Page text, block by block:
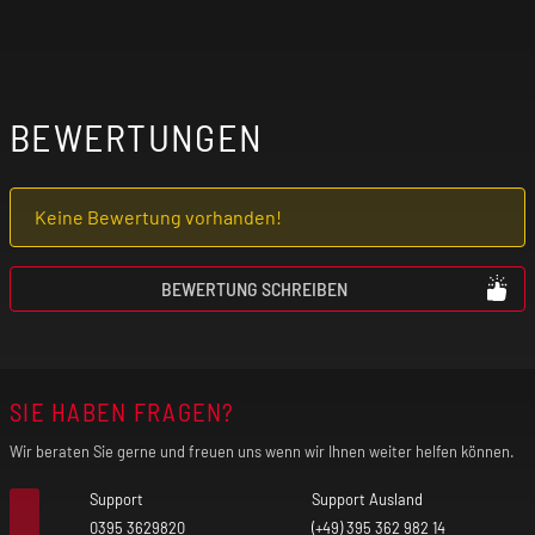
mit Herz-Kreislauf-Erkrankungen
Benutze das Produkt nur mit äußerster
Vorsicht, wenn du an einer
Lungenerkrankung (z. B. Asthma, COPD,
Lunge unter Umständen einen Asthmaanfall,
Luftnot und Hustenanfälle auslösen.
Verwende das Produkt nicht, wenn eines
dieser Symptome bei dir auftritt!
BEWERTUNGEN
Keine Bewertung vorhanden!
BEWERTUNG SCHREIBEN
SIE HABEN FRAGEN?
Wir beraten Sie gerne und freuen uns wenn wir Ihnen weiter helfen können.
Support
0395 3629820
Support Ausland
(+49) 395 362 982 14